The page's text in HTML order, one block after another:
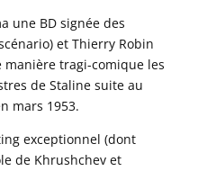
une BD signée des
et Thierry Robin
tragi-comique les
de Staline suite au
mars 1953.
exceptionnel (dont
de Khrushchev et